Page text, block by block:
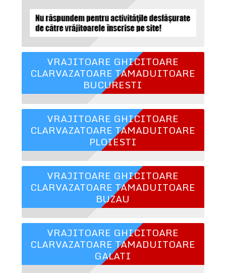
VRAJITOARE GHICITOARE
CLARVAZATOARE TAMADUITOARE
BUCURESTI
VRAJITOARE GHICITOARE
CLARVAZATOARE TAMADUITOARE
PLOIESTI
VRAJITOARE GHICITOARE
CLARVAZATOARE TAMADUITOARE
BUZAU
VRAJITOARE GHICITOARE
CLARVAZATOARE TAMADUITOARE
GALATI